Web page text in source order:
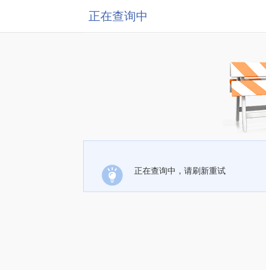
正在查询中
正在查询中，请刷新重试